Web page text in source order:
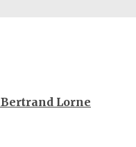
Lorne